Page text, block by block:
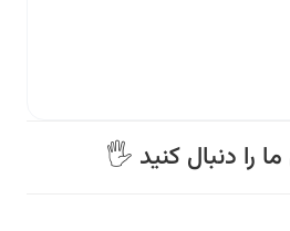
را دنبال کنید